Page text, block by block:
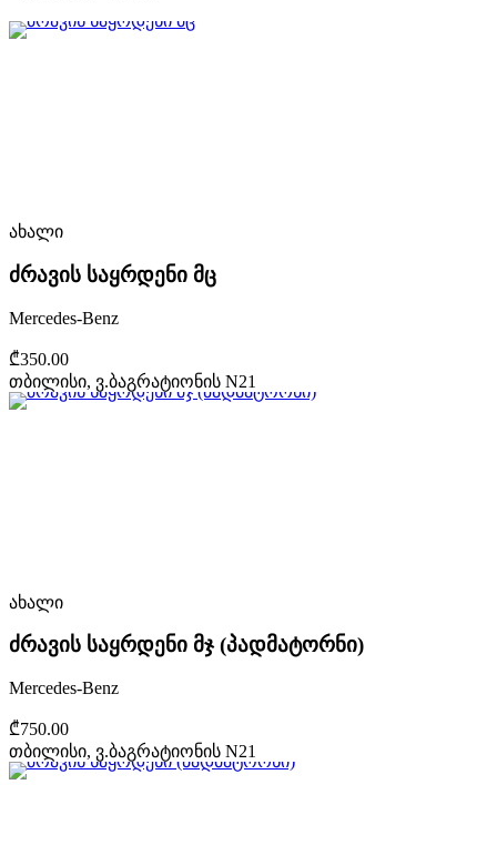
ახალი
ძრავის საყრდენი მც
Mercedes-Benz
₾350.00
თბილისი, ვ.ბაგრატიონის N21
ახალი
ძრავის საყრდენი მჯ (პადმატორნი)
Mercedes-Benz
₾750.00
თბილისი, ვ.ბაგრატიონის N21